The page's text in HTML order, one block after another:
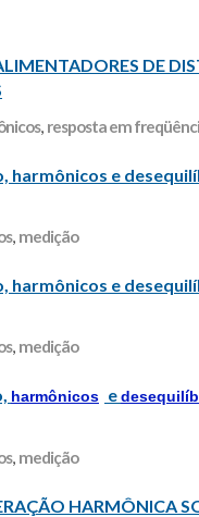
DE
, resposta em
harmônicos e
, medição
harmônicos e
, medição
harmônicos e
, medição
HARMÔNICA